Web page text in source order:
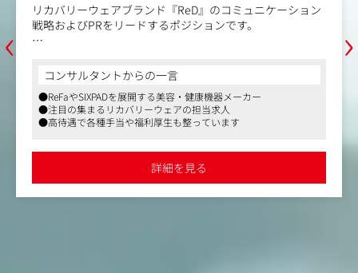
‹
リカバリーウェアブランド『ReD』のコミュニケーション
戦略およびPRをリードするポジションです。
月で累計150万枚 を突破。
市場No.1ブランド を目指し、事業を拡大しております。
配属組織では、市場や顧客を深く理解し、ブランドの価値
を生活者へ届けることで、事業成長を牽引することをミッ
市場分析からコミュニケーション戦略の立案、広告・PR・
店頭販促・キャンペーンの企画運営まで、一貫してマーケ
コンサルタントからの一言
●ReFaやSIXPADを展開する美容・健康機器メーカー
●注目の集まるリカバリーウェアの担当求人
●高待遇で各種手当や福利厚生も整っています
詳細を見る
›